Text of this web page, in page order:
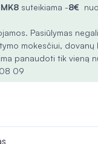
suteikiama -8€
Pasiūlymas
mokesčiui, dovanų
panaudoti tik vieną
09